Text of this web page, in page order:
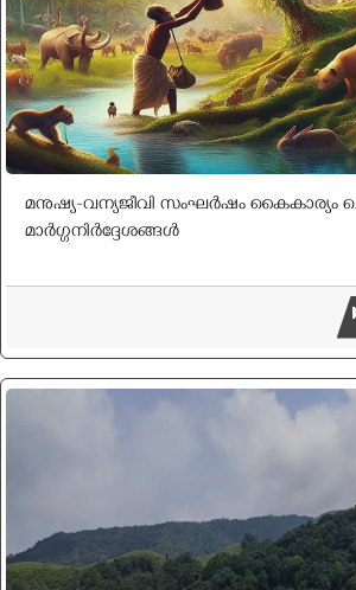
മനുഷ്യ-വന്യജീവി സംഘർഷം കൈകാര്യം
മാർഗ്ഗനിർദ്ദേശങ്ങൾ